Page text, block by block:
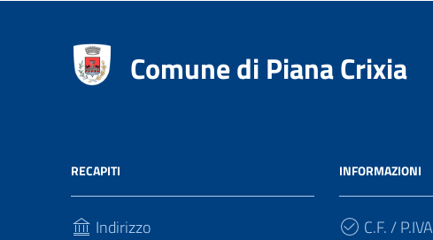
Comune di Piana Crixia
RECAPITI
Indirizzo
INFORMAZIONI
C.F. / P.IVA